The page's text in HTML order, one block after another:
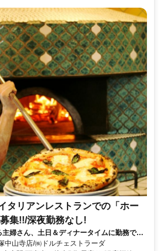
タリアンレストランでの「ホー
集!!/深夜勤務なし!
婦さん、土日＆ディナータイムに勤務でき
中山寺店/㈱ドルチェストラーダ